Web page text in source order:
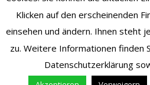
Klicken auf den erscheinenden
einsehen und ändern. Ihnen steht
zu. Weitere Informationen finden
Datenschutzerklärung